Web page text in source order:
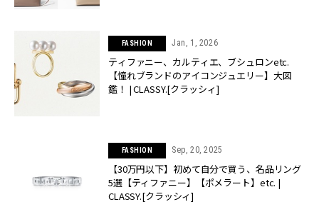
FASHION Jan, 1, 2026
ティファニー、カルティエ、ブシュロンetc.
【憧れブランドのアイコンジュエリー】大図
鑑！ | CLASSY.[クラッシィ]
FASHION Sep, 20, 2025
【30万円以下】初めて自分で買う、名品リング
5選【ティファニー】【ポメラート】etc. |
CLASSY.[クラッシィ]